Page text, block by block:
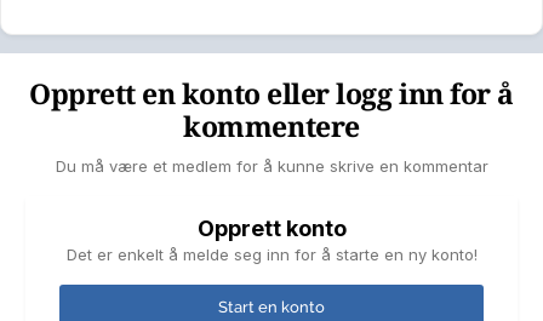
Opprett en konto eller logg inn for å
kommentere
Du må være et medlem for å kunne skrive en kommentar
Opprett konto
Det er enkelt å melde seg inn for å starte en ny konto!
Start en konto